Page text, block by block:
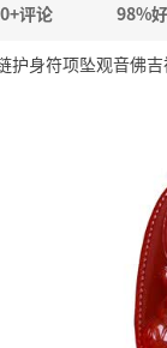
评论 98%
护身符项坠观音佛